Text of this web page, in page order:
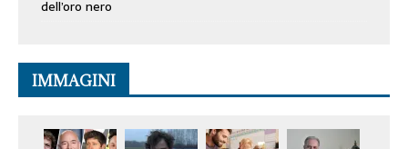
dell’oro nero
IMMAGINI